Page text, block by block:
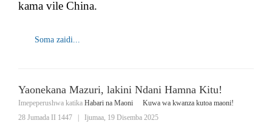
kama vile China.
Soma zaidi...
Yaonekana Mazuri, lakini Ndani Hamna Kitu!
Imepeperushwa katika Habari na Maoni
Kuwa wa kwanza kutoa maoni!
28 Jumada II 1447
Ijumaa, 19 Disemba 2025